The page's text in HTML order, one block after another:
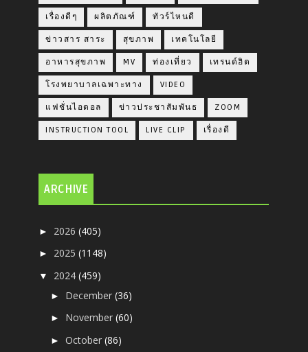
เรื่องดีๆ ผลิตภัณฑ์ ทัวร์ไหนดี
ข่าวสาร สาระ สุขภาพ เทคโนโลยี
อาหารสุขภาพ MV ท่องเที่ยว เทรนด์ฮิต
โรงพยาบาลเฉพาะทาง VIDEO
แฟชั่นไอดอล ข่าวประชาสัมพันธ ZOOM
INSTRUCTION TOOL LIVE CLIP เรื่องดี
ARCHIVE
► 2026(405)
► 2025(1148)
▼ 2024(459)
► December(36)
► November(60)
►October(86)